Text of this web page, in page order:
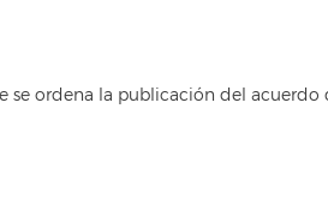
se ordena la publicación del